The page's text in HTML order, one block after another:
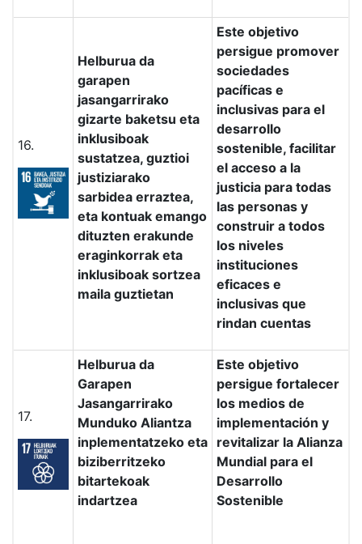
16.
Helburua da
garapen
jasangarrirako
gizarte baketsu eta
inklusiboak
sustatzea, guztioi
justiziarako
sarbidea erraztea,
eta kontuak emango
dituzten erakunde
eraginkorrak eta
inklusiboak sortzea
maila guztietan
Este objetivo
persigue promover
sociedades
pacíficas e
inclusivas para el
desarrollo
sostenible, facilitar
el acceso a la
justicia para todas
las personas y
construir a todos
los niveles
instituciones
eficaces e
inclusivas que
rindan cuentas
17.
Helburua da
Garapen
Jasangarrirako
Munduko Aliantza
inplementatzeko eta
biziberritzeko
bitartekoak
indartzea
Este objetivo
persigue fortalecer
los medios de
implementación y
revitalizar la Alianza
Mundial para el
Desarrollo
Sostenible